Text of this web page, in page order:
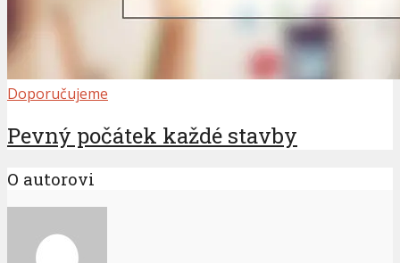
Doporučujeme
Pevný počátek každé stavby
O autorovi